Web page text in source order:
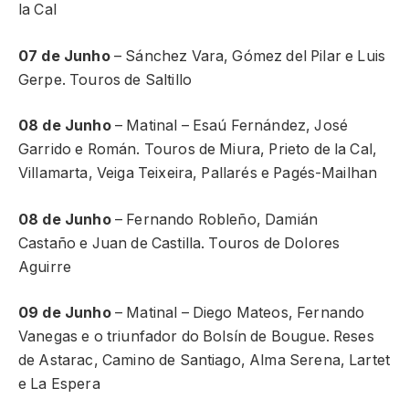
la Cal
07 de Junho– Sánchez Vara, Gómez del Pilar e Luis
Gerpe. Touros de Saltillo
08 de Junho – Matinal – Esaú Fernández, José
Garrido e Román. Touros de Miura, Prieto de la Cal,
Villamarta, Veiga Teixeira, Pallarés e Pagés-Mailhan
08 de Junho– Fernando Robleño, Damián
Castaño e Juan de Castilla. Touros de Dolores
Aguirre
09 de Junho– Matinal – Diego Mateos, Fernando
Vanegas e o triunfador do Bolsín de Bougue. Reses
de Astarac, Camino de Santiago, Alma Serena, Lartet
e La Espera